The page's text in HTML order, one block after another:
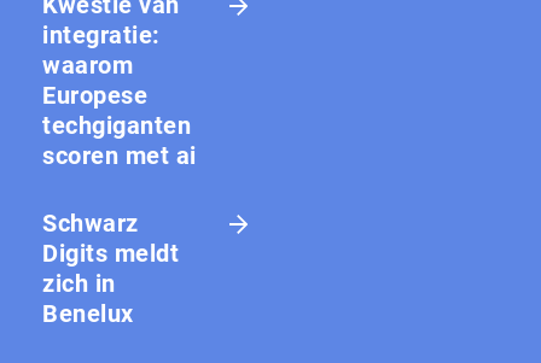
integratie:
waarom
Europese
techgiganten
scoren met ai
Schwarz
Digits meldt
zich in
Benelux